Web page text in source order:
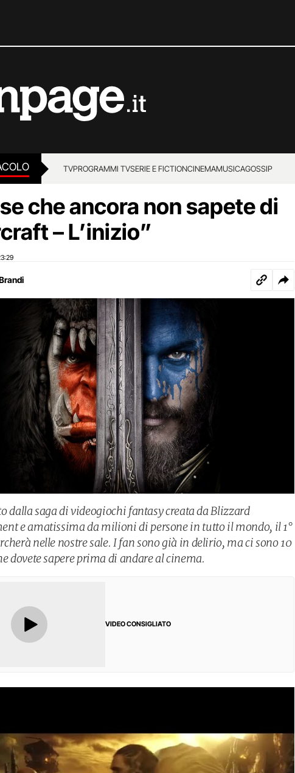
TVPROGRAMMI TVSERIE E FICTIONCINEMAMUSICAGOSSIP
che ancora non sapete di
– L’inizio”
dalla saga di videogiochi fantasy creata da Blizzard
e amatissima da milioni di persone in tutto il mondo, il 1°
nelle nostre sale. I fan sono già in delirio, ma ci sono 10
dovete sapere prima di andare al cinema.
VIDEO CONSIGLIATO